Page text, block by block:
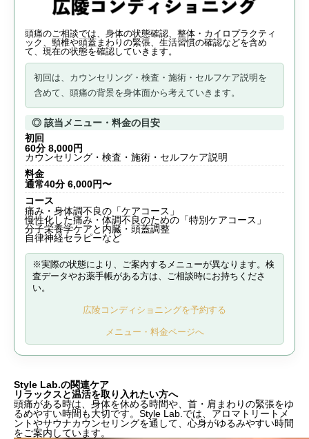
頭痛のご相談では、身体の状態確認、整体・カイロプラクティ
ック、頸椎や頭蓋まわりの緊張、生活習慣の確認などを含め
て、現在の状態を確認していきます。
初回は、 カウンセリング・検査・施術・セルフケア説明 を
含めて、頭痛の背景を身体面から考えていきます。
◎ 該当メニュー・料金の目安
初回
60分 8,000円
カウンセリング・検査・施術・セルフケア説明
料金
通常40分 6,000円〜
コース
痛み・身体調不良の「ケアコース」
慢性化した痛み・体調不良のための「特別ケアコース」
分子栄養学ケアと内臓・頭蓋調整
自律神経セラピーなど
※実際の状態により、ご案内するメニューが異なります。検
査データやお薬手帳がある方は、ご相談時にお持ちくださ
い。
広陵コンディショニングを予約する
メニュー・料金ページへ
Style Lab.の関連ケア
リラックスと温活を取り入れたい方へ
頭痛がある時は、身体を休める時間や、首・肩まわりの緊張をゆ
るめやすい時間も大切です。Style Lab.では、アロマトリートメ
ントやサウナカウンセリングを通して、 心身がゆるみやすい時間
をご案内 しています。